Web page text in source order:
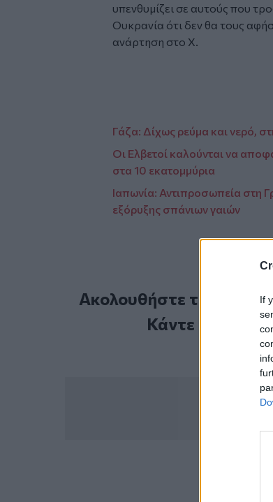
If
υπενθυμίζει σε αυτούς που
Ουκρανία ότι δεν θα τους
ανάρτηση στο Χ.
Γάζα: Δίχως ρεύμα και νερό,
Οι Ελβετοί καλούνται να
στα 10 εκατομμύρια
Ιαπωνία: Αντιπροσωπεία στη
εξόρυξης σπάνιων γαιών
Ακολουθήστε το
Κάντε εγγραφή